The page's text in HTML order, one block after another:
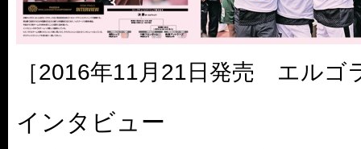
［2016年11月21日発売 エルゴ
インタビュー